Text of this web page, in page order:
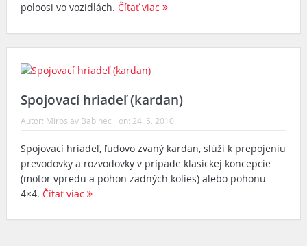
poloosi vo vozidlách. Čítať viac
Spojovací hriadeľ (kardan)
Autor: Miroslav Babinec on: 24. 5. 2010
Spojovací hriadeľ, ľudovo zvaný kardan, slúži k prepojeniu
prevodovky a rozvodovky v prípade klasickej koncepcie
(motor vpredu a pohon zadných kolies) alebo pohonu
4×4. Čítať viac